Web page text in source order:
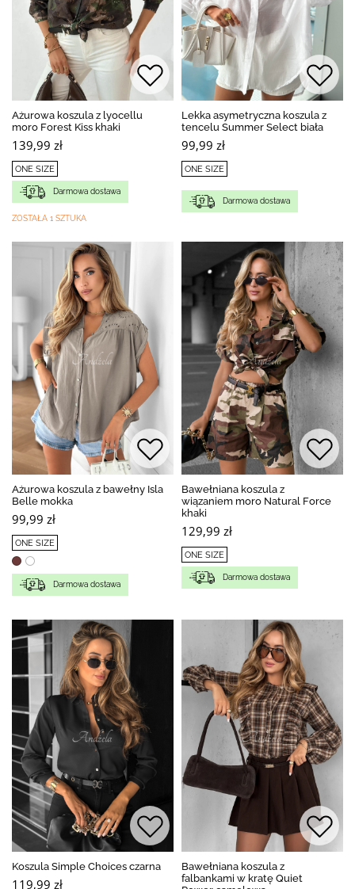
Ażurowa koszula z lyocellu
moro Forest Kiss khaki
139,99 zł
ONE SIZE
Darmowa dostawa
ZOSTAŁA 1 SZTUKA
Lekka asymetryczna koszula z
tencelu Summer Select biała
99,99 zł
ONE SIZE
Darmowa dostawa
Ażurowa koszula z bawełny Isla
Belle mokka
99,99 zł
ONE SIZE
Darmowa dostawa
Bawełniana koszula z
wiązaniem moro Natural Force
khaki
129,99 zł
ONE SIZE
Darmowa dostawa
Koszula Simple Choices czarna
119,99 zł
Bawełniana koszula z
falbankami w kratę Quiet